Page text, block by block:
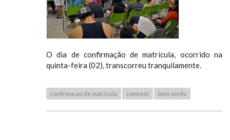
O dia de confirmação de matrícula, ocorrido na
quinta-feira (02), transcorreu tranquilamente.
confirmacao de matricula comvest bem-vindo